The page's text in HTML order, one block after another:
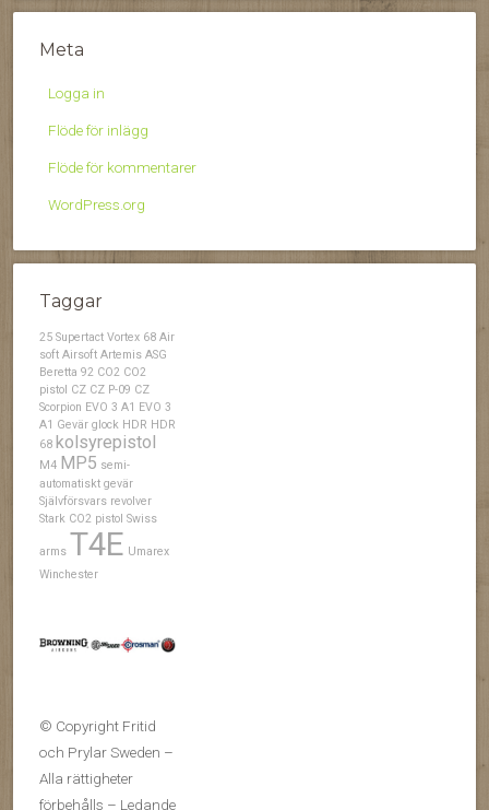
Meta
Logga in
Flöde för inlägg
Flöde för kommentarer
WordPress.org
Taggar
25 Supertact Vortex 68 Air
soft Airsoft Artemis ASG
Beretta 92 CO2 CO2
pistol CZ CZ P-09 CZ
Scorpion EVO 3 A1
EVO 3
A1 Gevär glock HDR HDR
68 kolsyrepistol
M4 MP5 semi-
automatiskt gevär
Självförsvars revolver
Stark CO2 pistol Swiss
arms T4E Umarex
Winchester
© Copyright Fritid
och Prylar Sweden –
Alla rättigheter
förbehålls – Ledande